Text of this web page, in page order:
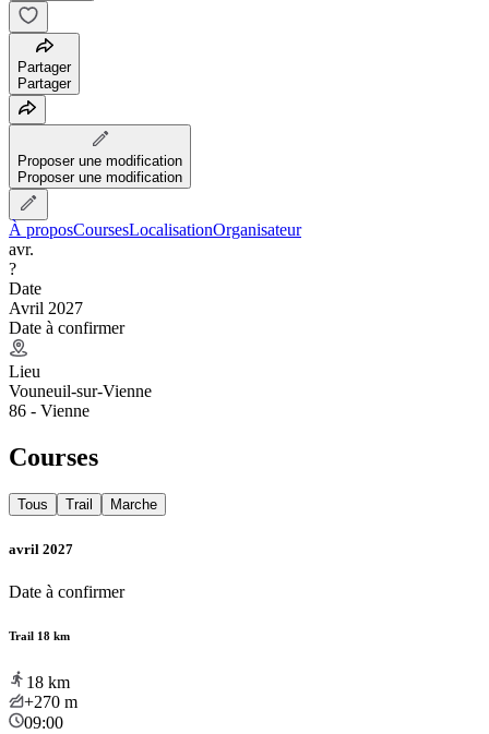
Partager
Partager
Proposer une modification
Proposer une modification
À proposCoursesLocalisationOrganisateur
avr.
?
Date
Avril 2027
Date à confirmer
Lieu
Vouneuil-sur-Vienne
86 - Vienne
Courses
Tous Trail Marche
avril 2027
Date à confirmer
Trail 18 km
18 km
+270 m
09:00